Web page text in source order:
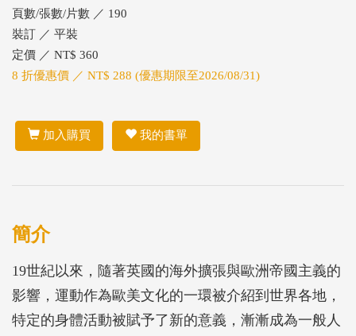
頁數/張數/片數 ／ 190
裝訂 ／ 平裝
定價 ／ NT$ 360
8 折優惠價 ／ NT$ 288 (優惠期限至2026/08/31)
加入購買 我的書單
簡介
19世紀以來，隨著英國的海外擴張與歐洲帝國主義的
影響，運動作為歐美文化的一環被介紹到世界各地，
特定的身體活動被賦予了新的意義，漸漸成為一般人